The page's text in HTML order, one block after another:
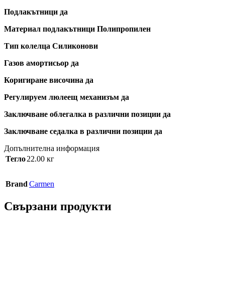
Подлакътници да
Материал подлакътници Полипропилен
Тип колелца Силиконови
Газов амортисьор да
Коригиране височина да
Регулируем люлеещ механизъм да
Заключване облегалка в различни позиции да
Заключване седалка в различни позиции да
Допълнителна информация
Тегло22.00 кг
Brand Carmen
Свързани продукти